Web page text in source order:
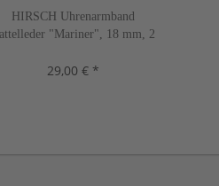
HIRSCH Uhrenarmband
"Mariner", 18 mm, 2
29,00 € *